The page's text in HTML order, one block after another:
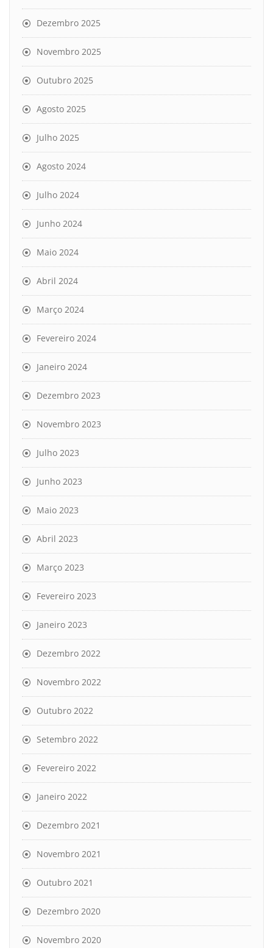
Dezembro 2025
Novembro 2025
Outubro 2025
Agosto 2025
Julho 2025
Agosto 2024
Julho 2024
Junho 2024
Maio 2024
Abril 2024
Março 2024
Fevereiro 2024
Janeiro 2024
Dezembro 2023
Novembro 2023
Julho 2023
Junho 2023
Maio 2023
Abril 2023
Março 2023
Fevereiro 2023
Janeiro 2023
Dezembro 2022
Novembro 2022
Outubro 2022
Setembro 2022
Fevereiro 2022
Janeiro 2022
Dezembro 2021
Novembro 2021
Outubro 2021
Dezembro 2020
Novembro 2020